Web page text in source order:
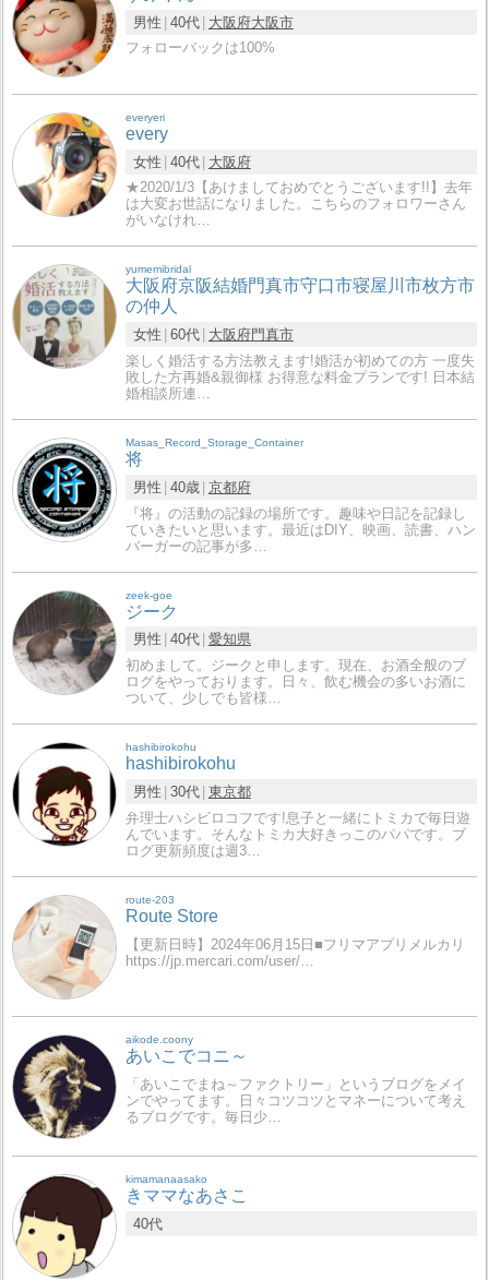
男性 40代 大阪府大阪市
フォローバックは100%
everyeri
every
女性 40代
大阪府
★2020/1/3【あけましておめでとうございます!!】去年
は大変お世話になりました。こちらのフォロワーさん
がいなけれ…
yumemibridal
大阪府京阪結婚門真市守口市寝屋川市枚方市
の仲人
女性 60代 大阪府門真市
楽しく婚活する方法教えます!婚活が初めての方 一度失
敗した方再婚&親御様 お得意な料金プランです! 日本結
婚相談所連…
Masas_Record_Storage_Container
将
男性 40歳 京都府
『将』の活動の記録の場所です。趣味や日記を記録し
ていきたいと思います。最近はDIY、映画、読書、ハン
バーガーの記事が多…
zeek-goe
ジーク
男性 40代 愛知県
初めまして。ジークと申します。現在、お酒全般のブ
ログをやっております。日々、飲む機会の多いお酒に
ついて、少しでも皆様…
hashibirokohu
hashibirokohu
男性 30代 東京都
弁理士ハシビロコフです!息子と一緒にトミカで毎日遊
んでいます。そんなトミカ大好きっこのパパです。ブ
ログ更新頻度は週3…
route-203
Route Store
【更新日時】2024年06月15日■フリマアプリメルカリ
https://jp.mercari.com/user/…
aikode.coony
あいこでコニ～
「あいこでまね～ファクトリー」というブログをメイ
ンでやってます。日々コツコツとマネーについて考え
るブログです。毎日少…
kimamanaasako
きママなあさこ
40代